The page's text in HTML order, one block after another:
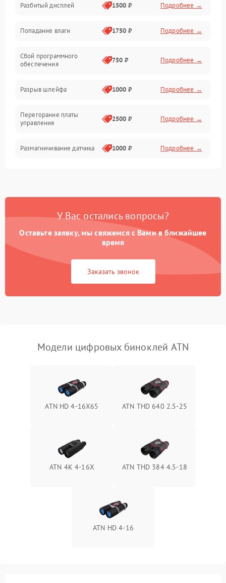
Механика
Управление
Электропитание
Разбитый дисплей 1500 ₽ Подробнее →
Попадание влаги 1750 ₽ Подробнее →
Сбой программного
обеспечения
750 ₽ Подробнее →
Разрыв шлейфа 1000 ₽ Подробнее →
Перегорание платы
управления
2500 ₽ Подробнее →
Размагничивание датчика 1000 ₽ Подробнее →
цветов дисплея
Подробнее →
коркое время
1000 ₽ Подробнее →
1500 ₽ Подробнее →
У Вас остались вопросы?
Оставьте заявку, мы свяжемся с Вами в ближайшее
время
Заказать звонок
Модели цифровых биноклей ATN
ATN HD 4-16X65 ATN THD 640 2.5-25
ATN 4K 4-16X ATN THD 384 4.5-18
ATN HD 4-16